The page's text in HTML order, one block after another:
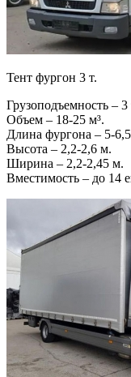
Тент фургон 3 т.
Грузоподъемность – 3
Объем – 18-25 м³.
Длина фургона – 5-
Высота – 2,2-2,6 м.
Ширина – 2,2-2,45 м.
Вместимость – до 14